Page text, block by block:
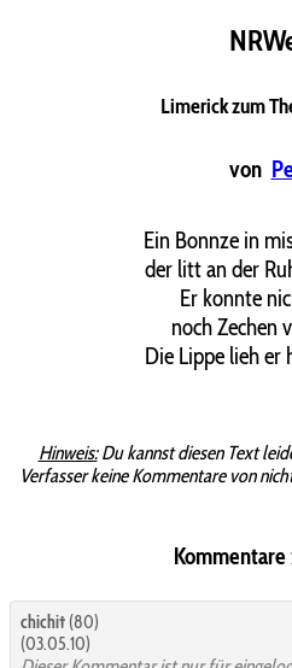
Limerick zum
von
Ein Bonnze in
der litt an der
Er konnte
noch Zechen
Die Lippe lieh er
Hinweis:Du kannst diesen Text
Verfasser keine Kommentare von
chichi† (80)
(03.05.10)